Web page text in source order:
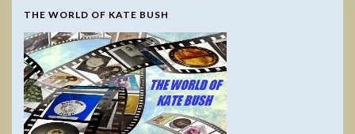
THE WORLD OF KATE BUSH